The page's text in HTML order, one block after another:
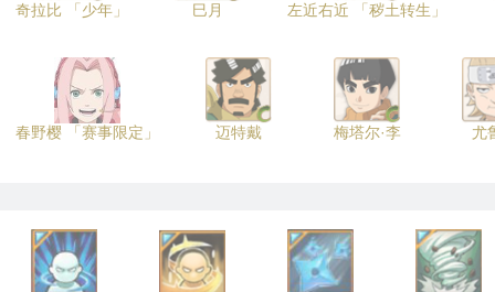
奇拉比 「少年」 巳月 左近右近 「秽土转生」
春野樱 「赛事限定」 迈特戴 梅塔尔·李 尤